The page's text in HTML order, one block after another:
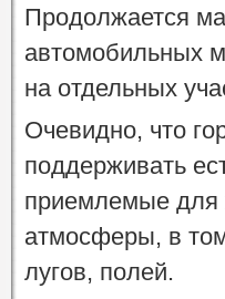
Продолжается
автомобильных
на отдельных
Очевидно, что
поддерживать
приемлемые для
атмосферы, в
лугов, полей.